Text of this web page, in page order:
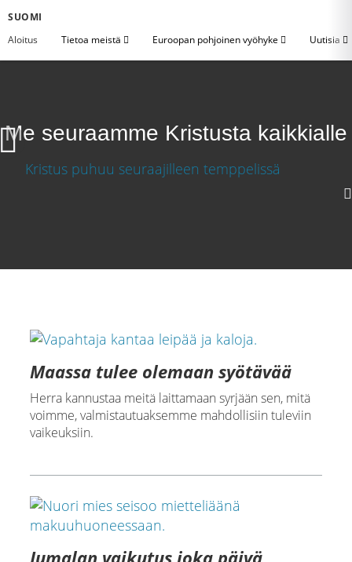
SUOMI
Aloitus
Tietoa meistä Euroopan pohjoinen vyöhyke Uutisia
Me seuraamme Kristusta kaikkialle
Maassa tulee olemaan syötävää
Herra kannustaa meitä laittamaan syrjään sen, mitä
voimme, valmistautuaksemme mahdollisiin tuleviin
vaikeuksiin.